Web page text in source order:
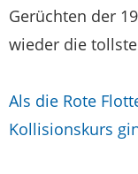
Gerüchten der
wieder die
Als die Rote
Kollisionskurs